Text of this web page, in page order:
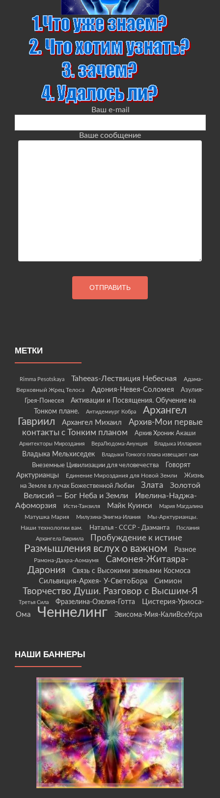
Ваш e-mail
Ваше сообщение
МЕТКИ
Rimma Pesotskaya Taheeas-Лествиция Небесная
Адама-
Верховный Жрец Телоса
Адония-Невея-Соломея
Азулия-
Грея-Понесея
Активации и Посвящения. Обучение на
Тонком плане.
Антидемиург Кобра
Архангел
Гавриил
Архангел Михаил
Архив-Мои первые
контакты с Тонким планом
Архив Хроник Акаши
Архитекторы Мироздания ВераЛюдома-Анунция Владыка Илларион
Владыка Мельхиседек Владыки Тонкого плана извещают нам
Внеземные Цивилизации для человечества
Говорят
Арктурианцы
Единение Мироздания для Новой Земли
Жизнь
на Земле в лучах Божественной Любви
Злата
Золотой
Велисий — Бог Неба и Земли
Ивелина-Наджа-
Афоморзия
Исти-Танзиля Майк Куинси Мария Магдалина
Матушка Мария Милузина-Энигма-Илания
Мы-Арктурианцы.
Наши технологии вам.
Наталья - СССР - Даэманта
Послания
Архангела Гавриила
Пробуждение к истине
Размышления вслух о важном Разное
Рамона-Даэра-Аомаумя
Самонея-Житаяра-
Дарония
Связь с Высокими звеньями Космоса
Сильвиция-Архея- У-СветоБора Симион
Творчество Души. Разговор с Высшим-Я
Третья Сила Фразелина-Озелия-Готта
Цистерия-Уриоса-
Ома
Ченнелинг Эвисома-Мия-КалиВсеУсра
НАШИ БАННЕРЫ